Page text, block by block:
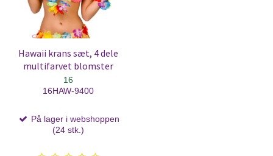
Hawaii krans sæt, 4 dele
multifarvet blomster
16
16HAW-9400
På lager i webshoppen
(24 stk.)